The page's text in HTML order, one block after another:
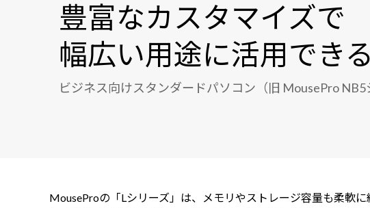
豊富なカスタマイズで
幅広い用途に活用できる
ビジネス向けスタンダードパソコン（旧 MousePro NB5
MouseProの「Lシリーズ」は、メモリやストレージ容量も柔軟